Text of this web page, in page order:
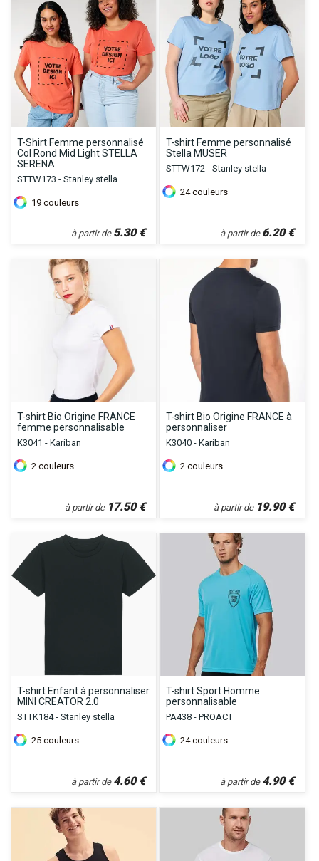
T-Shirt Femme personnalisé
Col Rond Mid Light STELLA
SERENA
STTW173 - Stanley stella
19 couleurs
à partir de 5.30€
T-shirt Femme personnalisé
Stella MUSER
STTW172 - Stanley stella
24 couleurs
à partir de 6.20€
T-shirt Bio Origine FRANCE
femme personnalisable
K3041 - Kariban
2 couleurs
à partir de 17.50€
T-shirt Bio Origine FRANCE à
personnaliser
K3040 - Kariban
2 couleurs
à partir de 19.90€
T-shirt Enfant à personnaliser
MINI CREATOR 2.0
STTK184 - Stanley stella
25 couleurs
à partir de 4.60€
T-shirt Sport Homme
personnalisable
PA438 - PROACT
24 couleurs
à partir de 4.90€